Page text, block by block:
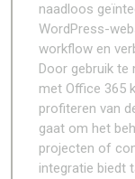
naadloos
WordPress-
workflow en
Door gebruik te
met Office 365
profiteren van
gaat om het
projecten of
integratie biedt